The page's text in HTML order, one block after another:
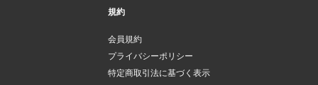
規約
会員規約
プライバシーポリシー
特定商取引法に基づく表示